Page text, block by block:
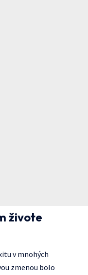
živote
v mnohých
zmenou bolo